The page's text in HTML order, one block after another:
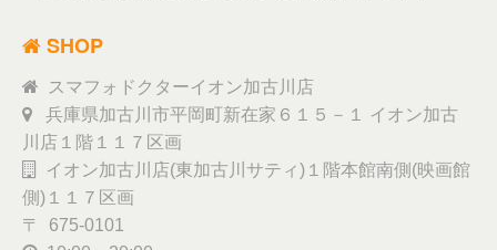
SHOP
スマフォドクターイオン加古川店
兵庫県加古川市平岡町新在家６１５－１ イオン加古
川店１階１１７区画
イオン加古川店(東加古川サティ)１階本館南側(映画館
側)１１７区画
〒 675-0101